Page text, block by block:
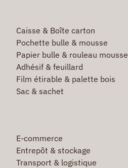
Caisse & Boîte carton
Pochette bulle & mousse
Papier bulle & rouleau mousse
Adhésif & feuillard
Film étirable & palette bois
Sac & sachet
E-commerce
Entrepôt & stockage
Transport & logistique